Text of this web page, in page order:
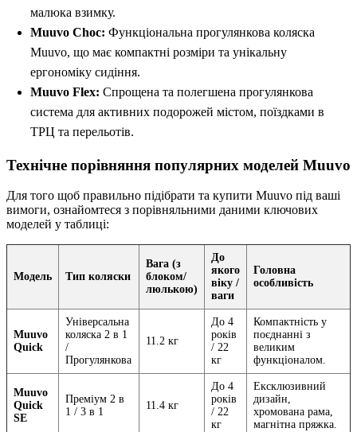
малюка взимку.
Muuvo Choc: Функціональна прогулянкова коляска
Muuvo, що має компактні розміри та унікальну
ергономіку сидіння.
Muuvo Flex: Спрощена та полегшена прогулянкова
система для активних подорожей містом, поїздками в
ТРЦ та перельотів.
Технічне порівняння популярних моделей Muuvo
Для того щоб правильно підібрати та купити Muuvo під ваші
вимоги, ознайомтеся з порівняльними даними ключових
моделей у таблиці:
Модель Тип коляски
Вага (з
блоком/
люлькою)
До
якого
віку /
ваги
Головна
особливість
Muuvo
Quick
Універсальна
коляска 2 в 1
/
Прогулянкова
11.2 кг
До 4
років
/ 22
кг
Компактність у
поєднанні з
великим
функціоналом.
Muuvo
Quick
SE
Преміум 2 в
1 / 3 в 1
11.4 кг
До 4
років
/ 22
кг
Ексклюзивний
дизайн,
хромована рама,
магнітна пряжка.